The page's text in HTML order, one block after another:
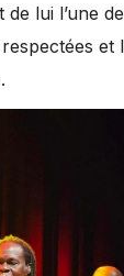
lui l’une
et